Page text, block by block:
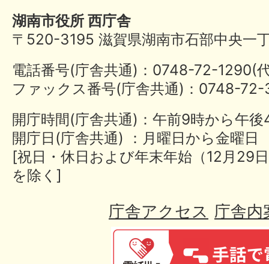
湖南市役所 西庁舎
〒520-3195 滋賀県湖南市石部中央一
電話番号(庁舎共通)：0748-72-
ファックス番号(庁舎共通)：0748-
開庁時間(庁舎共通)：午前9時から午
開庁日(庁舎共通) ：月曜日から金曜日
[祝日・休日および年末年始（12月29
を除く]
庁舎アクセス 庁舎内